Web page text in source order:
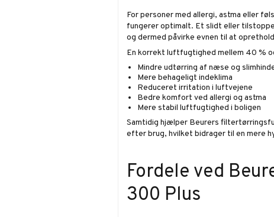
For personer med allergi, astma eller
fungerer optimalt. Et slidt eller
og dermed påvirke evnen til at
En korrekt luftfugtighed mellem 40 %
Mindre udtørring af næse og
Mere behageligt indeklima
Reduceret irritation i luftvejene
Bedre komfort ved allergi og astma
Mere stabil luftfugtighed i boligen
Samtidig hjælper Beurers
efter brug, hvilket bidrager til en mere
Fordele ved
300 Plus